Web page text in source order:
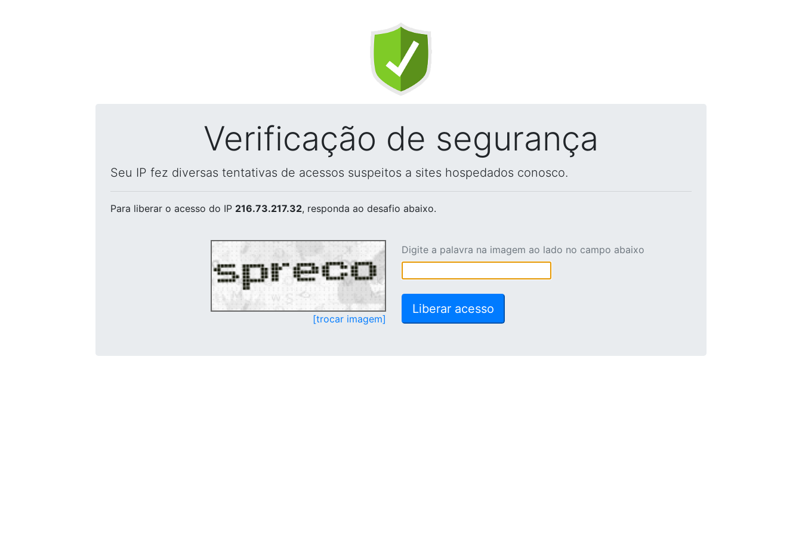
Verificação de segurança
Seu IP fez diversas tentativas de acessos suspeitos a sites hospedados conosco.
Para liberar o acesso do IP 216.73.217.32, responda ao desafio abaixo.
[trocar imagem]
Digite a palavra na imagem ao lado no campo abaixo